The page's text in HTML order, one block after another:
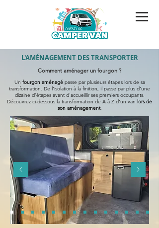
L'AMÉNAGEMENT DES TRANSPORTER
Comment aménager un fourgon ?
Un fourgon aménagépasse par plusieurs étapes lors de sa
transformation. De l'isolation à la finition, il passe par plus d'une
dizaine d'étapes avant d'accueillir ses premiers occupants.
Découvrez ci-dessous la transformation de A à Z d'un van lors de
son aménagement.